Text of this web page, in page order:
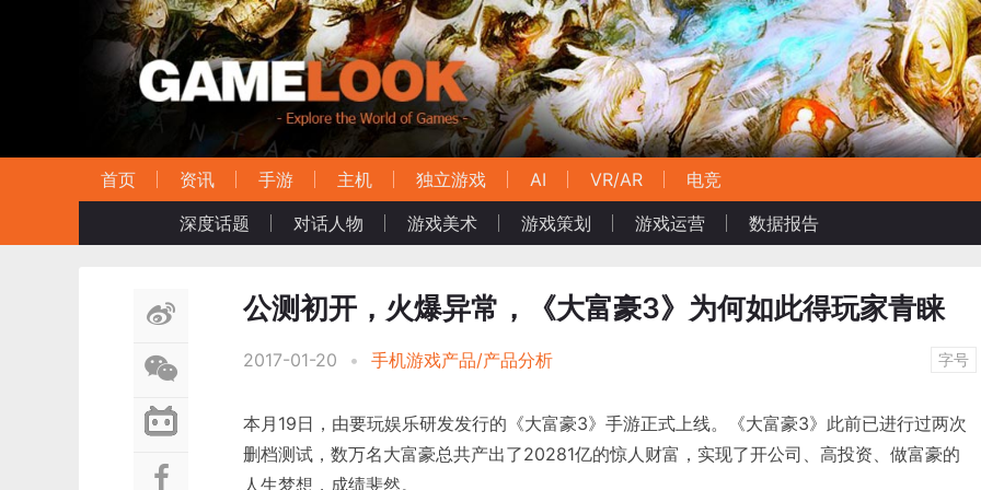
首页 资讯 手游 主机 独立游戏 AI VR/AR
电竞
深度话题
对话人物 游戏美术 游戏策划 游戏运营 数据报告
公测初开，火爆异常，《大富豪3》为何如此得玩家青睐
2017-01-20 • 手机游戏产品/产品分析 字号
本月19日，由要玩娱乐研发发行的《大富豪3》手游正式上线。《大富豪3》此前已进行过两次
删档测试，数万名大富豪总共产出了20281亿的惊人财富，实现了开公司、高投资、做富豪的
人生梦想，成绩斐然。